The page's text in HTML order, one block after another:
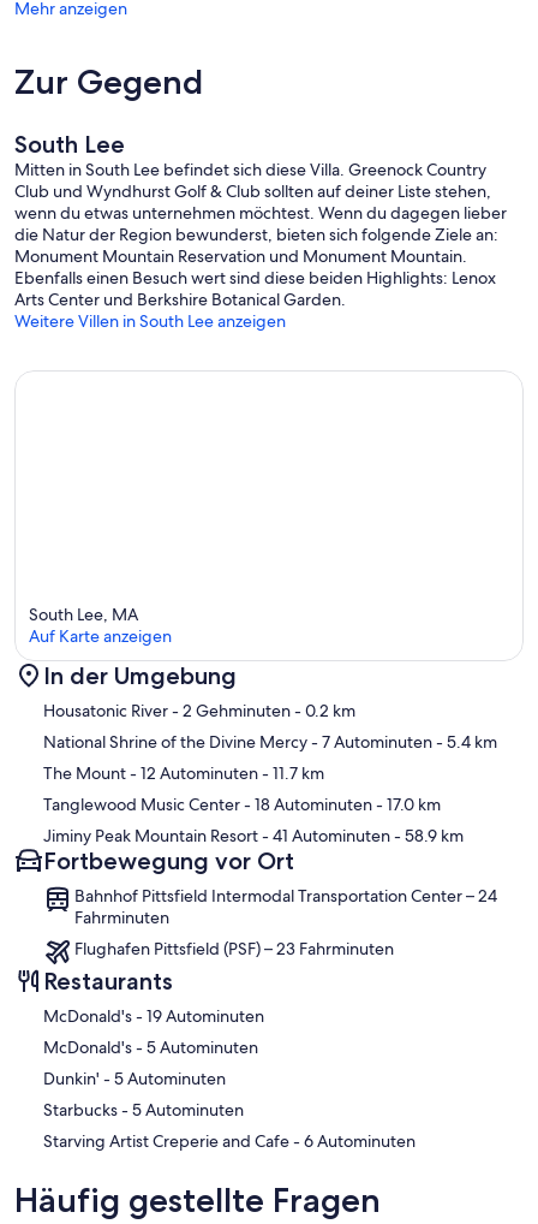
• Leider muss Ihr pelziger bester Freund dies aussetzen, da
• Wenn Sie mit dem Auto anreisen, stehen Ihnen KOSTENLOSE
Parkplätze vor Ort zur Verfügung.
• Bei der Ankunft werden Sie um eine erstattbare Kaution in Höhe
Schäden oder zusätzliche Reinigung erforderlich sind
• Die Eigenschaften hier sind individuell eingerichtet, so dass es
einige Unterschiede in der Einrichtung und Möblierung von einer
Wohnung zur nächsten geben kann, aber alle sind zu einem tollen
Standard fertig! Wenn Sie eine spezielle Anfrage haben,
informieren Sie bitte unser Team bei der Buchung. Gerne fügen wir
Ihrer Reservierung eine Anfrage hinzu
Mehr anzeigen
Zur Gegend
South Lee
Mitten in South Lee befindet sich diese Villa. Greenock Country
Club und Wyndhurst Golf & Club sollten auf deiner Liste stehen,
wenn du etwas unternehmen möchtest. Wenn du dagegen lieber
die Natur der Region bewunderst, bieten sich folgende Ziele an:
Monument Mountain Reservation und Monument Mountain.
Ebenfalls einen Besuch wert sind diese beiden Highlights: Lenox
Arts Center und Berkshire Botanical Garden.
Weitere Villen in South Lee anzeigen
Karte
South Lee, MA
Auf Karte anzeigen
In der Umgebung
Housatonic River- 2 Gehminuten- 0.2 km
National Shrine of the Divine Mercy- 7 Autominuten- 5.4 km
The Mount- 12 Autominuten- 11.7 km
Tanglewood Music Center- 18 Autominuten- 17.0 km
Jiminy Peak Mountain Resort- 41 Autominuten- 58.9 km
Fortbewegung vor Ort
Bahnhof Pittsfield Intermodal Transportation Center – 24
Fahrminuten
Flughafen Pittsfield (PSF) – 23 Fahrminuten
Restaurants
‪McDonald's - ‬19 Autominuten
‪McDonald's - ‬5 Autominuten
‪Dunkin' - ‬5 Autominuten
‪Starbucks - ‬5 Autominuten
‪Starving Artist Creperie and Cafe - ‬6 Autominuten
Häufig gestellte Fragen